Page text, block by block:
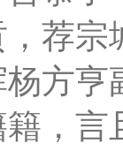
荐宗
方亨
，言